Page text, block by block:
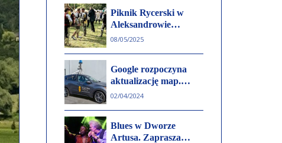
Piknik Rycerski w
Aleksandrowie
Kujawskim. Mnóstwo
Rycerstwa
Polskiego Arkadiuszem
Dzikowskim
08/05/2025
Google rozpoczyna
aktualizację map.
Sprawdź gdzie
02/04/2024
Blues w Dworze
Artusa. Zaprasza